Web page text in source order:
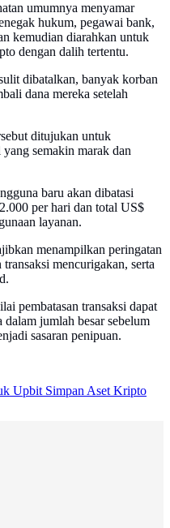
umumnya menyamar
hukum, pegawai bank,
kemudian diarahkan untuk
dengan dalih tertentu.
dibatalkan, banyak korban
dana mereka setelah
ditujukan untuk
semakin marak dan
baru akan dibatasi
per hari dan total US$
layanan.
menampilkan peringatan
mencurigakan, serta
pembatasan transaksi dapat
jumlah besar sebelum
sasaran penipuan.
Upbit Simpan Aset Kripto